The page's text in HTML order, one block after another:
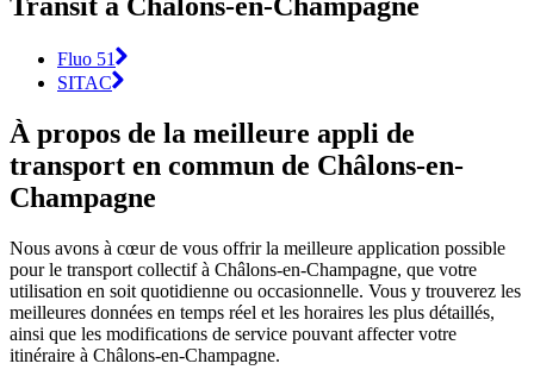
Fluo 51
SITAC
À propos de la meilleure appli de
transport en commun de Châlons-en-
Champagne
Nous avons à cœur de vous offrir la meilleure application possible
pour le transport collectif à Châlons-en-Champagne, que votre
utilisation en soit quotidienne ou occasionnelle. Vous y trouverez les
meilleures données en temps réel et les horaires les plus détaillés,
ainsi que les modifications de service pouvant affecter votre
itinéraire à Châlons-en-Champagne.